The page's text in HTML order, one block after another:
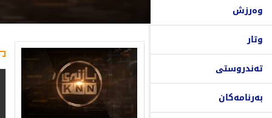
وەرزش
وتار
تەندروستی
بەرنامەکان